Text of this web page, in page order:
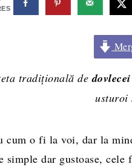
tradițională de
usturoi
cum o fi la voi, dar la
simple dar gustoase, cele